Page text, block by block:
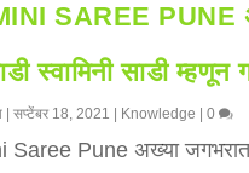
SAREE PUNE
स्वामिनी साडी
|सप्टेंबर 18, 2021 Knowledge |0
Saree Pune अख्या जगभरात